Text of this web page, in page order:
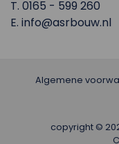
T. 0165 - 599 260
E. info@asrbouw.nl
Algemene
copyright ©